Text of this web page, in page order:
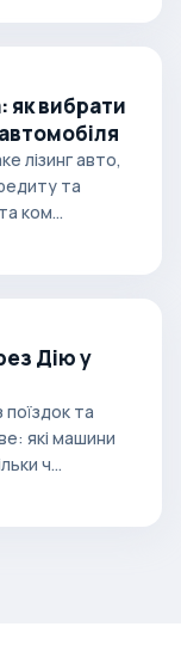
як вибрати
лізинг авто,
та
ком...
Дію у
та
які машини
ч...